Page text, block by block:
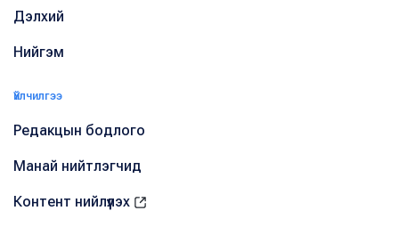
Дэлхий
Нийгэм
Үйлчилгээ
Редакцын бодлого
Манай нийтлэгчид
Контент нийлүүлэх